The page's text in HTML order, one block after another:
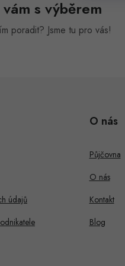
s výběrem
poradit? Jsme tu pro vás!
údajů
O nás
Půjčovna
O nás
Kontakt
Blog